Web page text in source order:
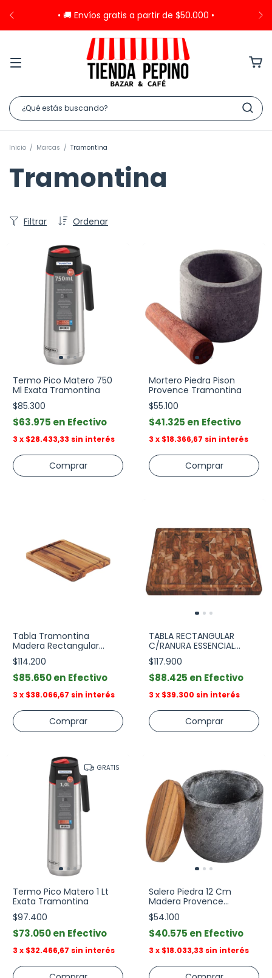
• 🚚 Envíos gratis a partir de $50.000 •
Inicio / Marcas / Tramontina
Tramontina
Ordenar
Filtrar
Termo Pico Matero 750
Ml Exata Tramontina
$85.300
$63.975 Efectivo
3 x $28.433,33 sin interés
Mortero Piedra Pison
Provence Tramontina
$55.100
$41.325 Efectivo
3 x $18.366,67 sin interés
Tabla Tramontina
Madera Rectangular
40x30 cm
$114.200
$85.650 Efectivo
3 x $38.066,67 sin interés
TABLA RECTANGULAR
C/RANURA ESSENCIAL
50x38x4 cm
$117.900
$88.425 Efectivo
3 x $39.300 sin interés
GRATIS
Termo Pico Matero 1 Lt
Exata Tramontina
$97.400
$73.050 Efectivo
3 x $32.466,67 sin interés
Salero Piedra 12 Cm
Madera Provence
Tramontina
$54.100
$40.575 Efectivo
3 x $18.033,33 sin interés